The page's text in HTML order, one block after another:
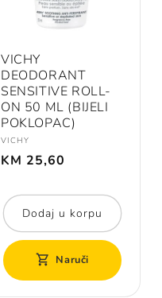
VICHY
DEODORANT
SENSITIVE ROLL-
ON 50 ML (BIJELI
POKLOPAC)
Prodavač:
VICHY
Redovna
cijena
KM 25,60
Dodaj u korpu
Naruči